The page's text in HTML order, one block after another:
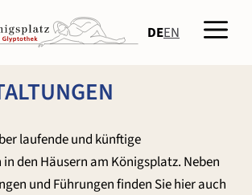
DEEN
laufende und künftige
den Häusern am Königsplatz. Neben
und Führungen finden Sie hier auch